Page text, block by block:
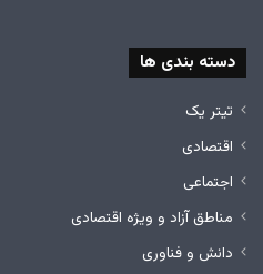
دسته بندی ها
تیتر یک
اقتصادی
اجتماعی
مناطق آزاد و ویژه اقتصادی
دانش و فناوری